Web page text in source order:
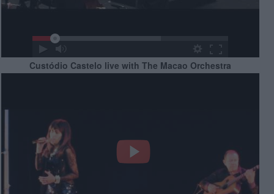
Custódio Castelo live with The Macao Orchestra